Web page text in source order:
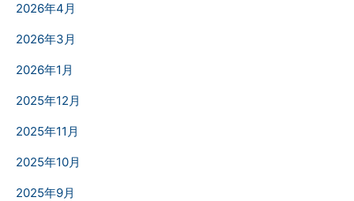
2026年4月
2026年3月
2026年1月
2025年12月
2025年11月
2025年10月
2025年9月